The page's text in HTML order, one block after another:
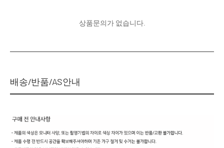
상품문의가 없습니다.
배송/반품/AS안내